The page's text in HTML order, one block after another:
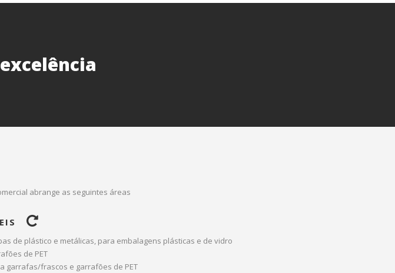
abrange as seguintes áreas
de plástico e metálicas, para embalagens plásticas e de vidro
de PET
garrafas/frascos e garrafões de PET